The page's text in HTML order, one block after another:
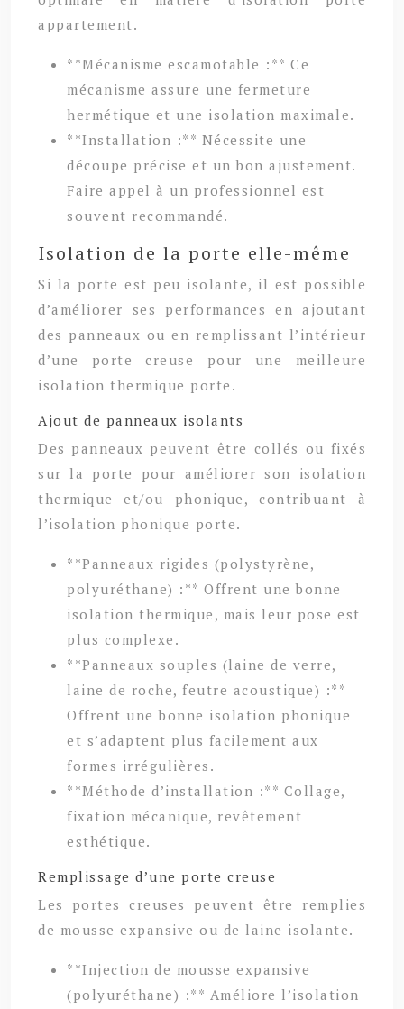
appartement.
**Mécanisme escamotable :** Ce
mécanisme assure une fermeture
hermétique et une isolation maximale.
**Installation :** Nécessite une
découpe précise et un bon ajustement.
Faire appel à un professionnel est
souvent recommandé.
Isolation de la porte elle-même
Si la porte est peu isolante, il est possible
d’améliorer ses performances en ajoutant
des panneaux ou en remplissant l’intérieur
d’une porte creuse pour une meilleure
isolation thermique porte.
Ajout de panneaux isolants
Des panneaux peuvent être collés ou fixés
sur la porte pour améliorer son isolation
thermique et/ou phonique, contribuant à
l’isolation phonique porte.
**Panneaux rigides (polystyrène,
polyuréthane) :** Offrent une bonne
isolation thermique, mais leur pose est
plus complexe.
**Panneaux souples (laine de verre,
laine de roche, feutre acoustique) :**
Offrent une bonne isolation phonique
et s’adaptent plus facilement aux
formes irrégulières.
**Méthode d’installation :** Collage,
fixation mécanique, revêtement
esthétique.
Remplissage d’une porte creuse
Les portes creuses peuvent être remplies
de mousse expansive ou de laine isolante.
**Injection de mousse expansive
(polyuréthane) :** Améliore l’isolation